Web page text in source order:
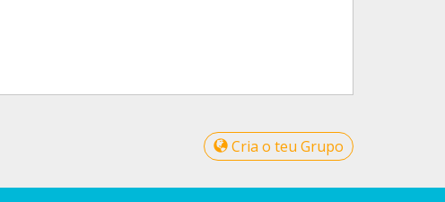
Cria o teu Grupo